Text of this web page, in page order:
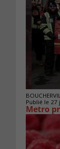
Publié le 27
Metro